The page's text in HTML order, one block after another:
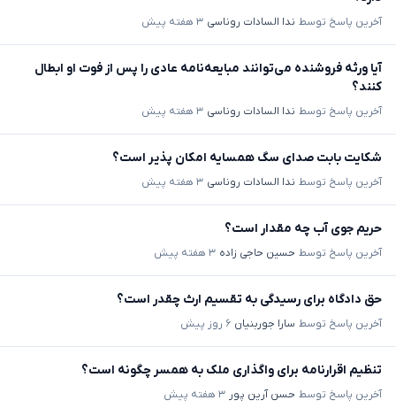
آخرین پاسخ توسط ندا السادات روناسی ۳ هفته پیش
آیا ورثه فروشنده می‌توانند مبایعه‌نامه عادی را پس از فوت او ابطال
کنند؟
آخرین پاسخ توسط ندا السادات روناسی ۳ هفته پیش
شکایت بابت صدای سگ همسایه امکان پذیر است؟
آخرین پاسخ توسط ندا السادات روناسی ۳ هفته پیش
حریم جوی آب چه مقدار است؟
آخرین پاسخ توسط حسین حاجی زاده ۳ هفته پیش
حق دادگاه برای رسیدگی به تقسیم ارث چقدر است؟
آخرین پاسخ توسط سارا جوربنیان ۶ روز پیش
تنظیم اقرارنامه برای واگذاری ملک به همسر چگونه است؟
آخرین پاسخ توسط حسن آرین پور ۳ هفته پیش